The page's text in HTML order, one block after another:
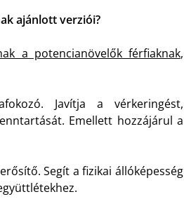
ajánlott verziói?
a potencianövelők férfiaknak,
Javítja a vérkeringést,
Emellett hozzájárul a
Segít a fizikai állóképesség